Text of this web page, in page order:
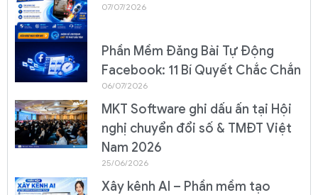
07/07/2026
Phần Mềm Đăng Bài Tự Động
Facebook: 11 Bí Quyết Chắc Chắn
06/07/2026
MKT Software ghi dấu ấn tại Hội
nghị chuyển đổi số & TMĐT Việt
Nam 2026
25/06/2026
Xây kênh AI – Phần mềm tạo